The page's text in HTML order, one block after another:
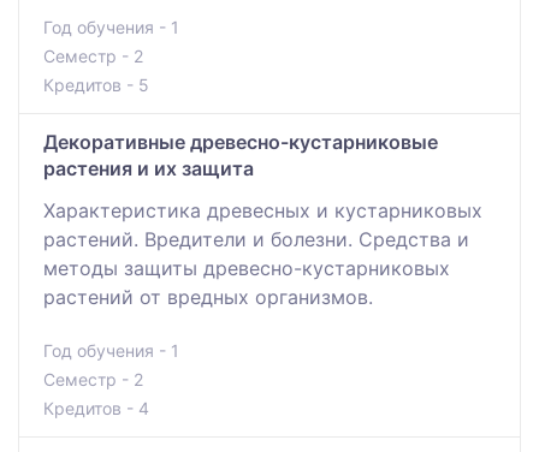
Год обучения - 1
Семестр - 2
Кредитов - 5
Декоративные древесно-кустарниковые
растения и их защита
Характеристика древесных и кустарниковых
растений. Вредители и болезни. Средства и
методы защиты древесно-кустарниковых
растений от вредных организмов.
Год обучения - 1
Семестр - 2
Кредитов - 4